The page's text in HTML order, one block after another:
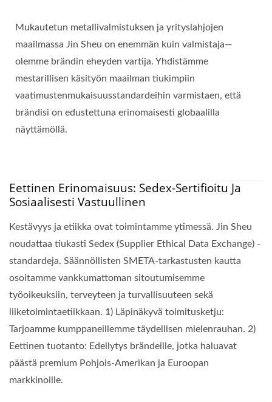
Mukautetun metallivalmistuksen ja yrityslahjojen
maailmassa Jin Sheu on enemmän kuin valmistaja—
olemme brändin eheyden vartija. Yhdistämme
mestarillisen käsityön maailman tiukimpiin
vaatimustenmukaisuusstandardeihin varmistaen, että
brändisi on edustettuna erinomaisesti globaalilla
näyttämöllä.
Eettinen Erinomaisuus: Sedex-Sertifioitu Ja
Sosiaalisesti Vastuullinen
Kestävyys ja etiikka ovat toimintamme ytimessä. Jin Sheu
noudattaa tiukasti Sedex (Supplier Ethical Data Exchange) -
standardeja. Säännöllisten SMETA-tarkastusten kautta
osoitamme vankkumattoman sitoutumisemme
työoikeuksiin, terveyteen ja turvallisuuteen sekä
liiketoimintaetiikkaan. 1) Läpinäkyvä toimitusketju:
Tarjoamme kumppaneillemme täydellisen mielenrauhan. 2)
Eettinen tuotanto: Edellytys brändeille, jotka haluavat
päästä premium Pohjois-Amerikan ja Euroopan
markkinoille.